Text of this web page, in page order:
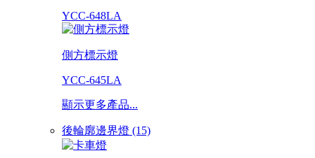
YCC-648LA
側方標示燈
YCC-645LA
顯示更多產品...
後輪廓邊界燈 (15)